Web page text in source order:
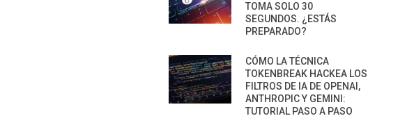
TOMA SOLO 30
SEGUNDOS. ¿ESTÁS
PREPARADO?
CÓMO LA TÉCNICA
TOKENBREAK HACKEA LOS
FILTROS DE IA DE OPENAI,
ANTHROPIC Y GEMINI:
TUTORIAL PASO A PASO